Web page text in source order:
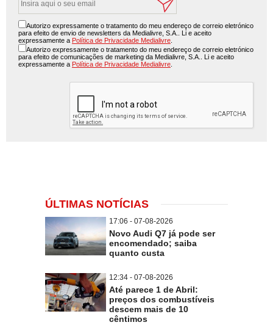
Autorizo expressamente o tratamento do meu endereço de correio eletrónico
para efeito de envio de newsletters da Medialivre, S.A.. Li e aceito
expressamente a Política de Privacidade Medialivre
Autorizo expressamente o tratamento do meu endereço de correio eletrónico
para efeito de comunicações de marketing da Medialivre, S.A.. Li e aceito
expressamente a Política de Privacidade Medialivre
ÚLTIMAS NOTÍCIAS
17:06 - 07-08-2026
Novo Audi Q7 já pode ser
encomendado; saiba
quanto custa
12:34 - 07-08-2026
Até parece 1 de Abril:
preços dos combustíveis
descem mais de 10
cêntimos